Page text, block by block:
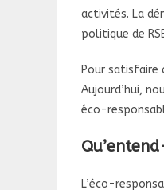
activités. La
politique de
Pour satisfaire
Aujourd’hui,
éco-
L’éco-